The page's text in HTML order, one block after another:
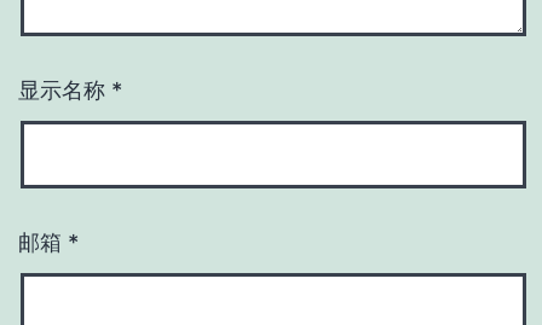
显示名称 *
邮箱 *